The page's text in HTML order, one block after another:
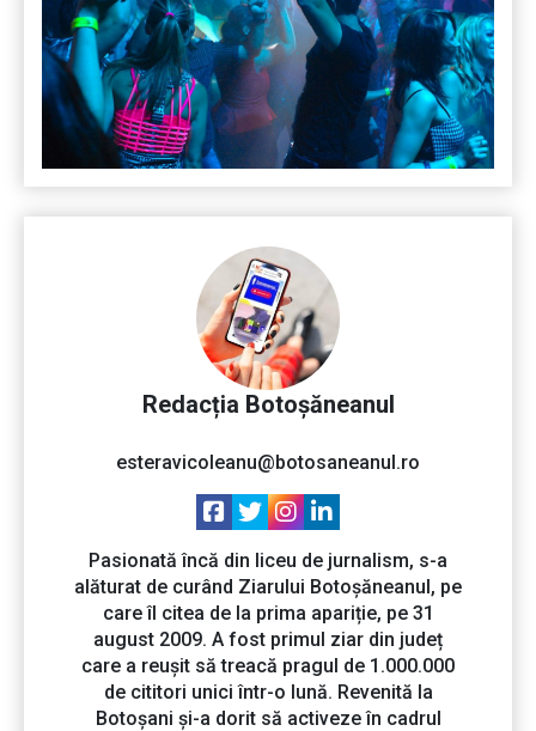
Redacția Botoșăneanul
esteravicoleanu@botosaneanul.ro
Pasionată încă din liceu de jurnalism, s-a
alăturat de curând Ziarului Botoșăneanul, pe
care îl citea de la prima apariție, pe 31
august 2009. A fost primul ziar din județ
care a reușit să treacă pragul de 1.000.000
de cititori unici într-o lună. Revenită la
Botoșani și-a dorit să activeze în cadrul